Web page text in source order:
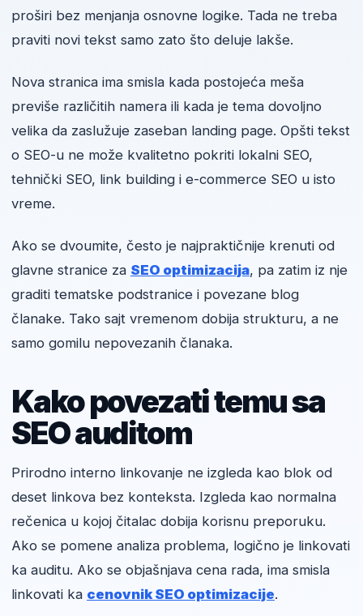
proširi bez menjanja osnovne logike. Tada ne treba
praviti novi tekst samo zato što deluje lakše.
Nova stranica ima smisla kada postojeća meša
previše različitih namera ili kada je tema dovoljno
velika da zaslužuje zaseban landing page. Opšti tekst
o SEO-u ne može kvalitetno pokriti lokalni SEO,
tehnički SEO, link building i e-commerce SEO u isto
vreme.
Ako se dvoumite, često je najpraktičnije krenuti od
glavne stranice za SEO optimizacija, pa zatim iz nje
graditi tematske podstranice i povezane blog
članake. Tako sajt vremenom dobija strukturu, a ne
samo gomilu nepovezanih članaka.
Kako povezati temu sa
SEO auditom
Prirodno interno linkovanje ne izgleda kao blok od
deset linkova bez konteksta. Izgleda kao normalna
rečenica u kojoj čitalac dobija korisnu preporuku.
Ako se pomene analiza problema, logično je linkovati
ka auditu. Ako se objašnjava cena rada, ima smisla
linkovati ka cenovnik SEO optimizacije.